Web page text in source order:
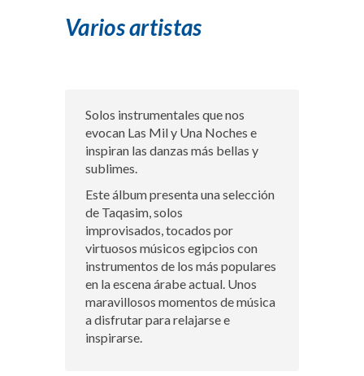
Varios artistas
Solos instrumentales que nos
evocan Las Mil y Una Noches e
inspiran las danzas más bellas y
sublimes.
Este álbum presenta una selección
de Taqasim, solos
improvisados, tocados por
virtuosos músicos egipcios con
instrumentos de los más populares
en la escena árabe actual. Unos
maravillosos momentos de música
a disfrutar para relajarse e
inspirarse.